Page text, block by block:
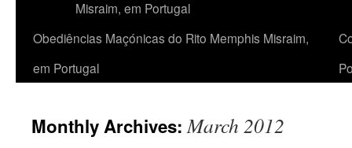
Misraim, em Portugal
Obediências Maçónicas do Rito Memphis Misraim,
em Portugal
Monthly Archives:March 2012